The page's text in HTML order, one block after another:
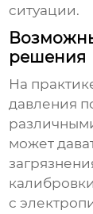
ситуации.
решения
На
давления
может
с